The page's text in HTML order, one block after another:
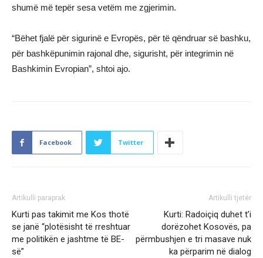
shumë më tepër sesa vetëm me zgjerimin.
“Bëhet fjalë për sigurinë e Evropës, për të qëndruar së bashku,
për bashkëpunimin rajonal dhe, sigurisht, për integrimin në
Bashkimin Evropian”, shtoi ajo.
Facebook Twitter
Artikulli paraprak
Kurti pas takimit me Kos thotë
se janë “plotësisht të rreshtuar
me politikën e jashtme të BE-
së”
Artikulli tjetër
Kurti: Radoiçiq duhet t’i
dorëzohet Kosovës, pa
përmbushjen e tri masave nuk
ka përparim në dialog